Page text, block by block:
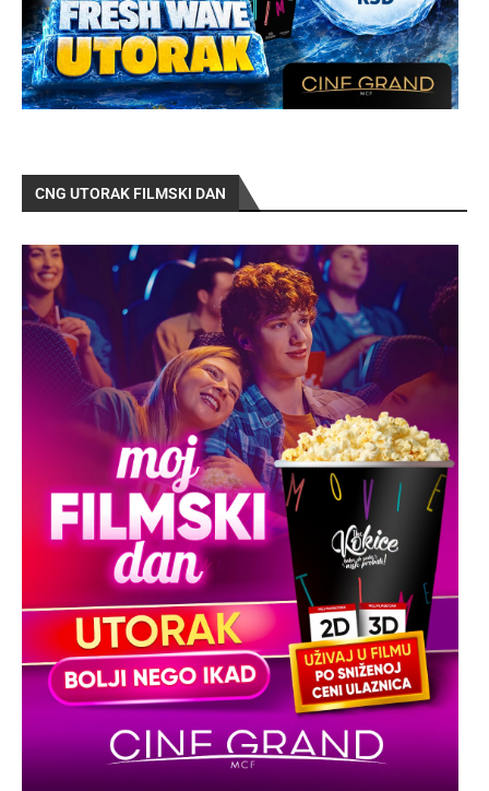
CNG UTORAK FILMSKI DAN